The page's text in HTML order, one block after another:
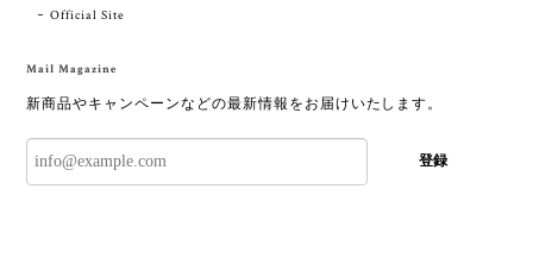
Official Site
Mail Magazine
新商品やキャンペーンなどの最新情報をお届けいたします。
登録